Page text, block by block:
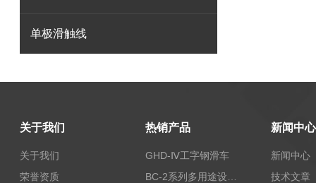
单极滑触线
关于我们
关于我们
荣誉资质
热销产品
GHD-Ⅳ工字钢滑车
新闻中心
新闻中心
技术文章